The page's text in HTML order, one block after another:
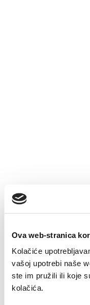
Ova web-stranica
Kolačiće
vašoj upotrebi naše
ste im pružili ili koje
kolačića.